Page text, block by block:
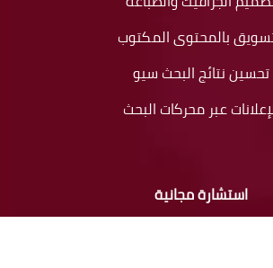
بالمحتوى المكتوب
تحسين نتائج البحث سيو
عبر محركات البحث
استشارة مجانية